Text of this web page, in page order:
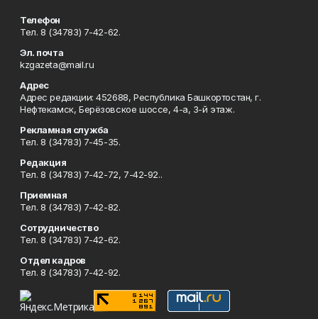
Телефон
Тел. 8 (34783) 7-42-62.
Эл. почта
kzgazeta@mail.ru
Адрес
Адрес редакции: 452688, Республика Башкортостан, г.
Нефтекамск, Берёзовское шоссе, 4-а, 3-й этаж.
Рекламная служба
Тел. 8 (34783) 7-45-35.
Редакция
Тел. 8 (34783) 7-42-72, 7-42-92..
Приемная
Тел. 8 (34783) 7-42-82.
Сотрудничество
Тел. 8 (34783) 7-42-62.
Отдел кадров
Тел. 8 (34783) 7-42-92.